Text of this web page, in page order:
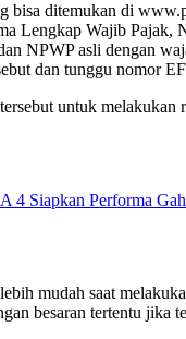
bisa ditemukan di
Lengkap Wajib
NPWP asli dengan
dan tunggu nomor
untuk
4 Siapkan Performa
mudah saat
besaran tertentu